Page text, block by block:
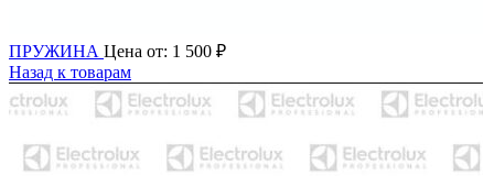
ПРУЖИНА Цена от: 1 500 ₽
Назад к товарам